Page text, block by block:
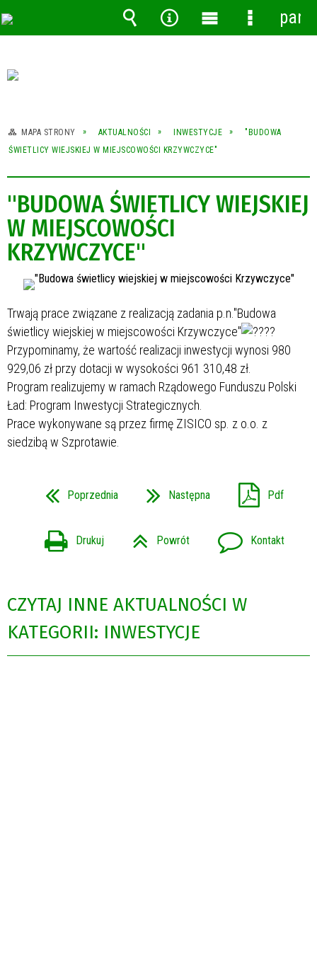
MAPA STRONY AKTUALNOŚCI INWESTYCJE
"BUDOWA
ŚWIETLICY WIEJSKIEJ W MIEJSCOWOŚCI KRZYWCZYCE"
"BUDOWA ŚWIETLICY WIEJSKIEJ
W MIEJSCOWOŚCI
KRZYWCZYCE"
Trwają prace związane z realizacją zadania p.n."Budowa
świetlicy wiejskiej w miejscowości Krzywczyce"
Przypominamy, że wartość realizacji inwestycji wynosi 980
929,06 zł przy dotacji w wysokości 961 310,48 zł.
Program realizujemy w ramach Rządowego Funduszu Polski
Ład: Program Inwestycji Strategicznych.
Prace wykonywane są przez firmę ZISICO sp. z o.o. z
siedzibą w Szprotawie.
Poprzednia Następna Pdf
Drukuj Powrót Kontakt
CZYTAJ INNE AKTUALNOŚCI W
KATEGORII: INWESTYCJE
Wyszukiwarka
Narzędzia
MenuMenu